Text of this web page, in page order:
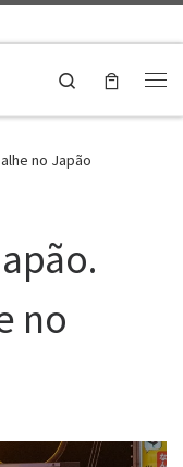
Search
no Japão
no